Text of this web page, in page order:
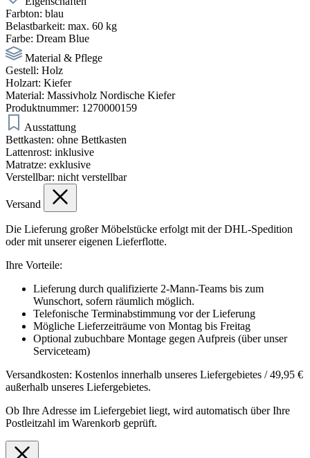
Farbton: blau
Belastbarkeit: max. 60 kg
Farbe: Dream Blue
Material & Pflege
Gestell: Holz
Holzart: Kiefer
Material: Massivholz Nordische Kiefer
Produktnummer: 1270000159
Ausstattung
Bettkasten: ohne Bettkasten
Lattenrost: inklusive
Matratze: exklusive
Verstellbar: nicht verstellbar
Versand
Die Lieferung großer Möbelstücke erfolgt mit der DHL-Spedition
oder mit unserer eigenen Lieferflotte.
Ihre Vorteile:
Lieferung durch qualifizierte 2-Mann-Teams bis zum
Wunschort, sofern räumlich möglich.
Telefonische Terminabstimmung vor der Lieferung
Mögliche Lieferzeiträume von Montag bis Freitag
Optional zubuchbare Montage gegen Aufpreis (über unser
Serviceteam)
Versandkosten: Kostenlos innerhalb unseres Liefergebietes / 49,95 €
außerhalb unseres Liefergebietes.
Ob Ihre Adresse im Liefergebiet liegt, wird automatisch über Ihre
Postleitzahl im Warenkorb geprüft.